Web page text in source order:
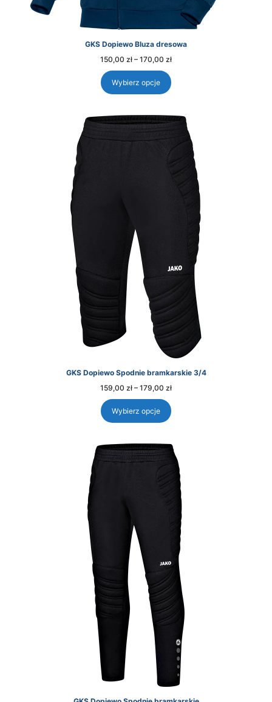
GKS Dopiewo Bluza dresowa
150,00 zł – 170,00 złZakres
Wybierz opcje
GKS Dopiewo Spodnie bramkarskie 3/4
159,00 zł – 179,00 złZakres
Wybierz opcje